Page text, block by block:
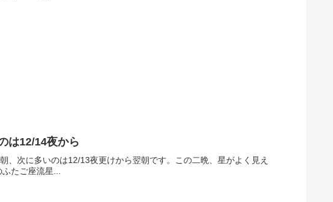
は12/14夜から
次に多いのは12/13夜更けから翌朝です。この二晩、星がよく見え
たご座流星...